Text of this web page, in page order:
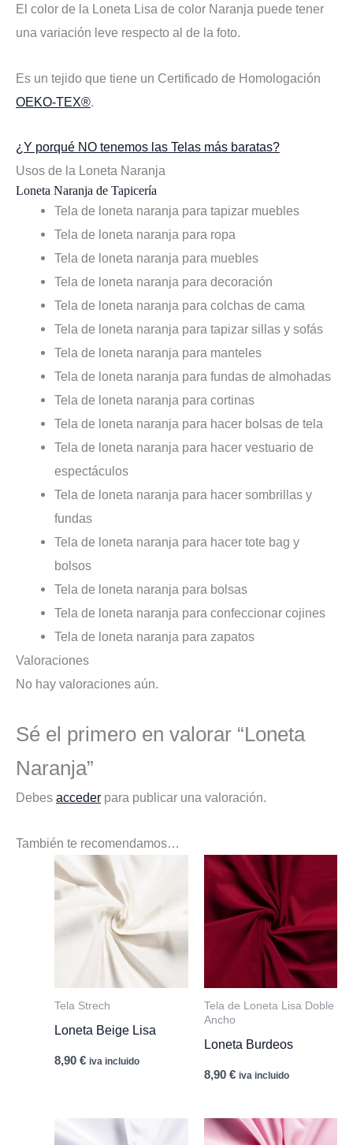
El color de la Loneta Lisa de color Naranja puede tener
una variación leve respecto al de la foto.
Es un tejido que tiene un Certificado de Homologación
OEKO-TEX®
¿Y porqué NO tenemos las Telas más baratas?
Usos de la Loneta Naranja
Loneta Naranja de Tapicería
Tela de loneta naranja para tapizar muebles
Tela de loneta naranja para ropa
Tela de loneta naranja para muebles
Tela de loneta naranja para decoración
Tela de loneta naranja para colchas de cama
Tela de loneta naranja para tapizar sillas y sofás
Tela de loneta naranja para manteles
Tela de loneta naranja para fundas de almohadas
Tela de loneta naranja para cortinas
Tela de loneta naranja para hacer bolsas de tela
Tela de loneta naranja para hacer vestuario de
espectáculos
Tela de loneta naranja para hacer sombrillas y
fundas
Tela de loneta naranja para hacer tote bag y
bolsos
Tela de loneta naranja para bolsas
Tela de loneta naranja para confeccionar cojines
Tela de loneta naranja para zapatos
Valoraciones
No hay valoraciones aún.
Sé el primero en valorar “Loneta
Naranja”
Debes acceder para publicar una valoración.
También te recomendamos…
Tela Strech
Loneta Beige Lisa
8,90€ iva incluido
Tela de Loneta Lisa Doble
Ancho
Loneta Burdeos
8,90 € iva incluido